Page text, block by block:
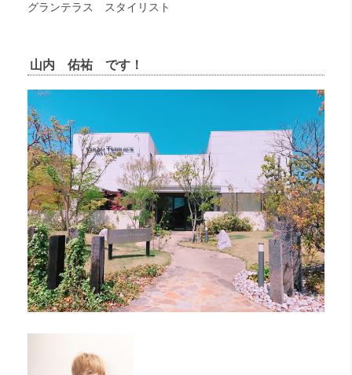
グランテラス スタイリスト
山内 佑祐 です！